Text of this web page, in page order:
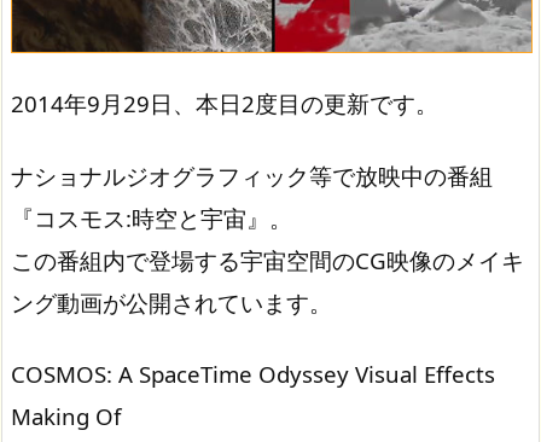
2014年9月29日、本日2度目の更新です。
ナショナルジオグラフィック等で放映中の番組
『コスモス:時空と宇宙』。
この番組内で登場する宇宙空間のCG映像のメイキ
ング動画が公開されています。
COSMOS: A SpaceTime Odyssey Visual Effects
Making Of